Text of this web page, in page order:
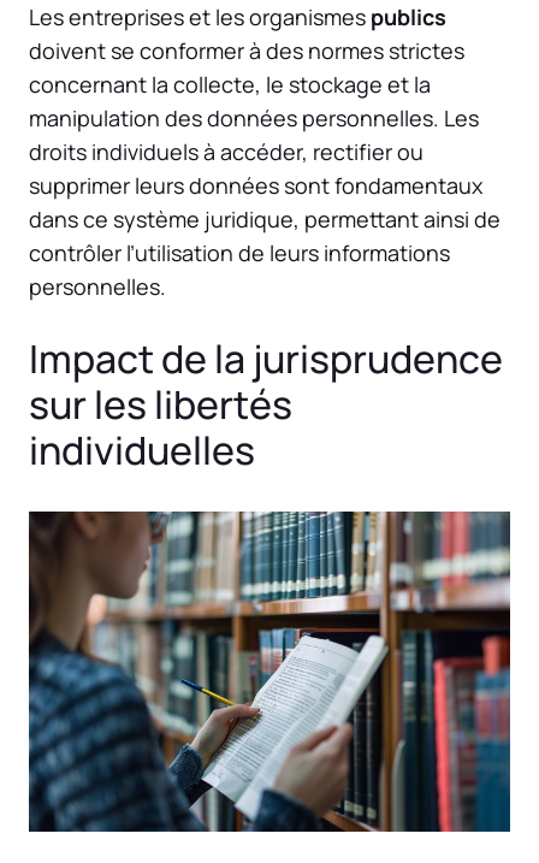
Les entreprises et les organismes publics
doivent se conformer à des normes strictes
concernant la collecte, le stockage et la
manipulation des données personnelles. Les
droits individuels à accéder, rectifier ou
supprimer leurs données sont fondamentaux
dans ce système juridique, permettant ainsi de
contrôler l’utilisation de leurs informations
personnelles.
Impact de la jurisprudence
sur les libertés
individuelles